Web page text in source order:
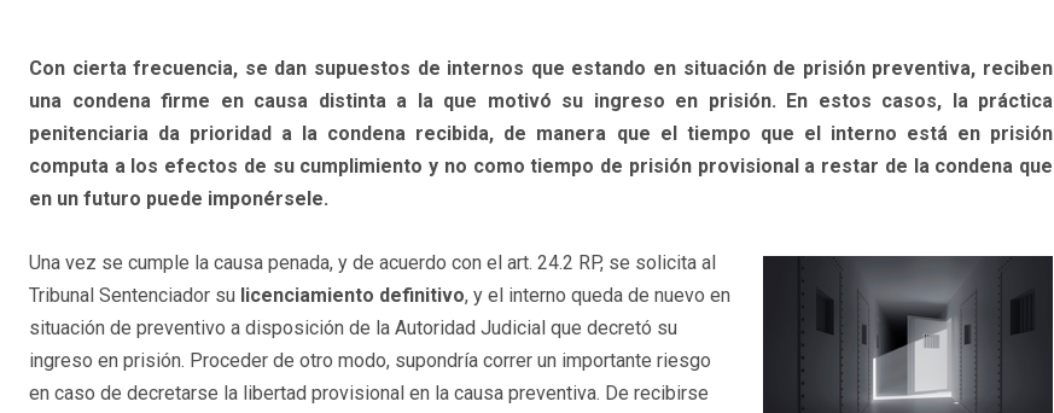
Con cierta frecuencia, se dan supuestos de internos que estando en situación de prisión preventiva, reciben
una condena firme en causa distinta a la que motivó su ingreso en prisión. En estos casos, la práctica
penitenciaria da prioridad a la condena recibida, de manera que el tiempo que el interno está en prisión
computa a los efectos de su cumplimiento y no como tiempo de prisión provisional a restar de la condena que
en un futuro puede imponérsele.
Una vez se cumple la causa penada, y de acuerdo con el art. 24.2 RP, se solicita al
Tribunal Sentenciador su licenciamiento definitivo, y el interno queda de nuevo en
situación de preventivo a disposición de la Autoridad Judicial que decretó su
ingreso en prisión. Proceder de otro modo, supondría correr un importante riesgo
en caso de decretarse la libertad provisional en la causa preventiva. De recibirse